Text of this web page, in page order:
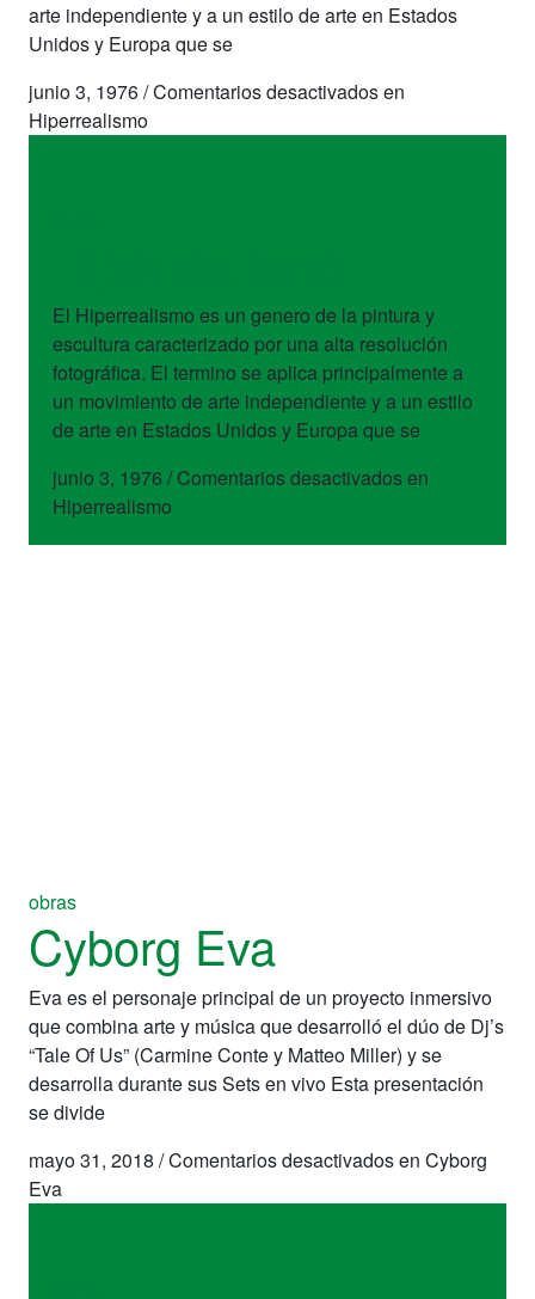
arte independiente y a un estilo de arte en Estados
Unidos y Europa que se
junio 3, 1976/Comentarios desactivadosen
Hiperrealismo
El Hiperrealismo es un genero de la pintura y
escultura caracterizado por una alta resolución
fotográfica. El termino se aplica principalmente a
un movimiento de arte independiente y a un estilo
de arte en Estados Unidos y Europa que se
junio 3, 1976 / Comentarios desactivadosen
Hiperrealismo
obras
Cyborg Eva
Eva es el personaje principal de un proyecto inmersivo
que combina arte y música que desarrolló el dúo de Dj’s
“Tale Of Us” (Carmine Conte y Matteo Miller) y se
desarrolla durante sus Sets en vivo Esta presentación
se divide
mayo 31, 2018 /Comentarios desactivadosen Cyborg
Eva